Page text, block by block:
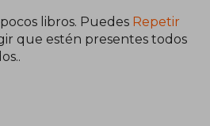
$ 30.71 45%
dcto. $
libros. Puedes Repetir
que estén presentes todos